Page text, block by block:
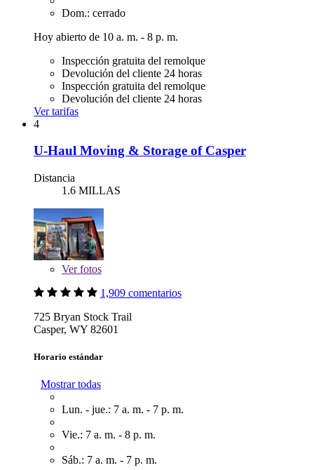
Dom.: cerrado
Hoy abierto de 10 a. m. - 8 p. m.
Inspección gratuita del remolque
Devolución del cliente 24 horas
Inspección gratuita del remolque
Devolución del cliente 24 horas
Ver tarifas
4
U-Haul Moving & Storage of Casper
Distancia
1.6 MILLAS
Verfotos
1,909 comentarios
725 Bryan Stock Trail
Casper, WY 82601
Horario estándar
Mostrar todas
Lun. - jue.: 7 a. m. - 7 p. m.
Vie.: 7 a. m. - 8 p. m.
Sáb.: 7 a. m. - 7 p. m.